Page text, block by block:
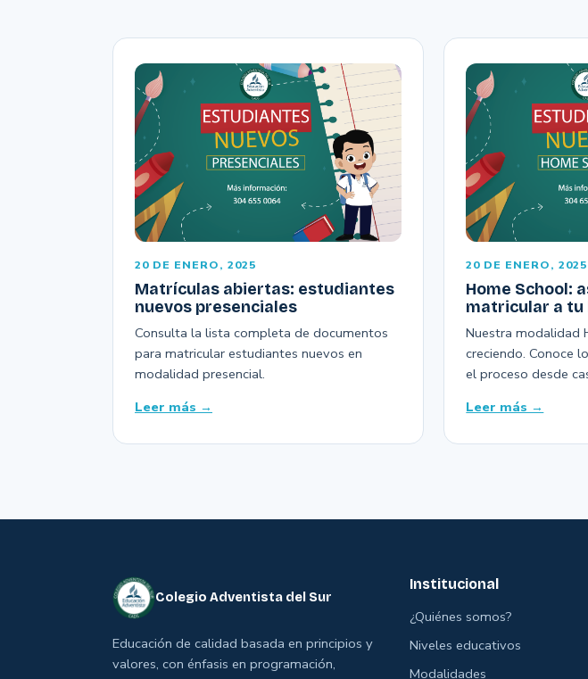
20 DE ENERO, 2025
Matrículas abiertas: estudiantes
nuevos presenciales
Consulta la lista completa de documentos
para matricular estudiantes nuevos en
modalidad presencial.
Leer más →
20 DE ENERO, 2025
Home School:
matricular a tu
Nuestra modalidad
creciendo. Conoce
el proceso desde
Leer más →
Colegio Adventista del Sur
Educación de calidad basada en principios y
valores, con énfasis en programación,
Institucional
¿Quiénes somos?
Niveles educativos
Modalidades